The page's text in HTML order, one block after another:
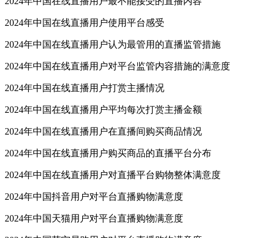
2024年中国在线直播用户使用平台感受
2024年中国在线直播用户认为最管用的直播监管措施
2024年中国在线直播用户对平台监管内容措施的满意度
2024年中国在线直播用户打赏主播情况
2024年中国在线直播用户平均每次打赏主播金额
2024年中国在线直播用户在直播间购买商品情况
2024年中国在线直播用户购买商品的直播平台分布
2024年中国在线直播用户对直播平台购物整体满意度
2024年中国抖音用户对平台直播购物满意度
2024年中国天猫用户对平台直播购物满意度